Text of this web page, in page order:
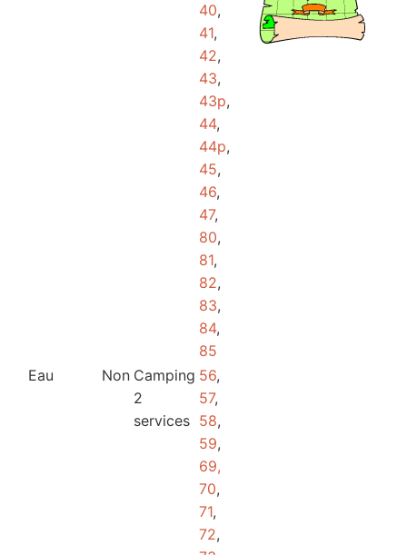
40,
41,
42,
43,
43p,
44,
44p,
45,
46,
47,
80,
81,
82,
83,
84,
85
Eau
Non Camping
2
services
56,
57,
58,
59,
69,
70,
71,
72,